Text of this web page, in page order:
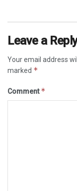
Leave a
Your email address
marked *
Comment*